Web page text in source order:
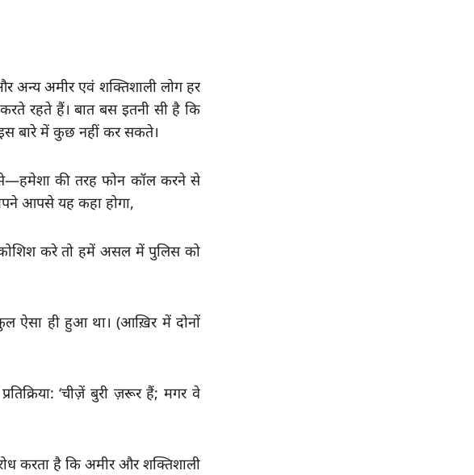
अन्य अमीर एवं शक्तिशाली लोग हर
रहते हैं। बात बस इतनी सी है कि
बारे में कुछ नहीं कर सकते।
से—हमेशा की तरह फोन कॉल करने से
आपसे यह कहा होगा,
कोशिश करे तो हमें असल में पुलिस को
ऐसा ही हुआ था। (आख़िर में दोनों
‘चीज़ें बुरी ज़रूर हैं; मगर वे
करता है कि अमीर और शक्तिशाली